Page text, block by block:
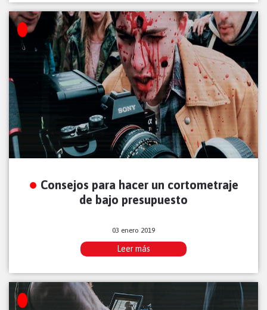
Consejos para hacer un cortometraje
de bajo presupuesto
03 enero 2019
Leer más